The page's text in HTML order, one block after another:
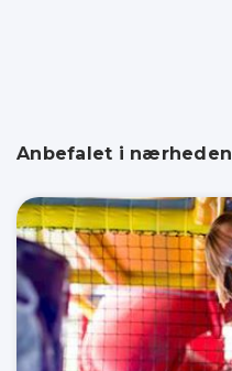
Anbefalet i nærheden